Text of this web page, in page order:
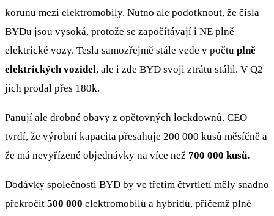
korunu mezi elektromobily. Nutno ale podotknout, že čísla
BYDu jsou vysoká, protože se započítávají i NE plně
elektrické vozy. Tesla samozřejmě stále vede v počtu plně
elektrických vozidel, ale i zde BYD svoji ztrátu stáhl. V Q2
jich prodal přes 180k.
Panují ale drobné obavy z opětovných lockdownů. CEO
tvrdí, že výrobní kapacita přesahuje 200 000 kusů měsíčně a
že má nevyřízené objednávky na více než 700 000 kusů.
Dodávky společnosti BYD by ve třetím čtvrtletí měly snadno
překročit 500 000 elektromobilů a hybridů, přičemž plně